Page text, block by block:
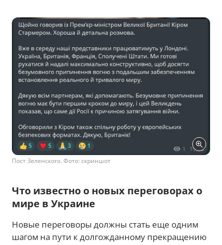
Пост Зеленского. Фото: скриншот
Что известно о новых переговорах о
мире в Украине
Новые переговоры должны стать еще одним
шагом на пути к долгожданному прекращению